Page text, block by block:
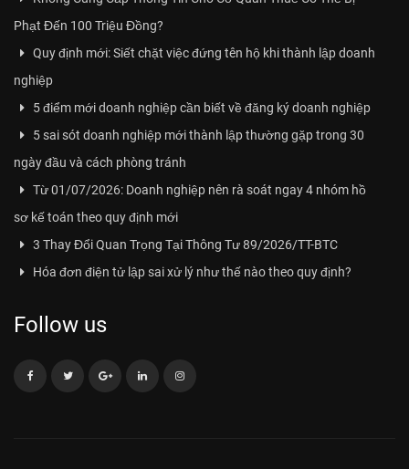
Phạt Đến 100 Triệu Đồng?
Quy định mới: Siết chặt việc đứng tên hộ khi thành lập doanh
nghiệp
5 điểm mới doanh nghiệp cần biết về đăng ký doanh nghiệp
5 sai sót doanh nghiệp mới thành lập thường gặp trong 30
ngày đầu và cách phòng tránh
Từ 01/07/2026: Doanh nghiệp nên rà soát ngay 4 nhóm hồ
sơ kế toán theo quy định mới
3 Thay Đổi Quan Trọng Tại Thông Tư 89/2026/TT-BTC
Hóa đơn điện tử lập sai xử lý như thế nào theo quy định?
Follow us